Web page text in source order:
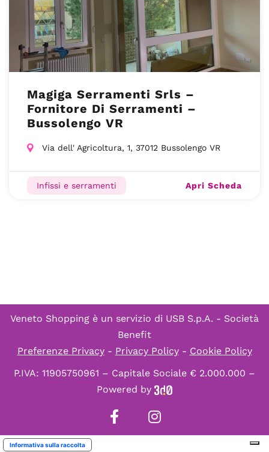
Magiga Serramenti Srls –
Fornitore Di Serramenti –
Bussolengo VR
Via dell' Agricoltura, 1, 37012 Bussolengo VR
Infissi e serramenti Apri Scheda
Veneto Shopping è un servizio di USB S.p.A. - Società
Benefit
Preferenze Privacy- Privacy Policy- Cookie Policy
P.IVA: 11905750961 – Capitale Sociale € 2.000.000 –
Powered by
Informativa sulla raccolta